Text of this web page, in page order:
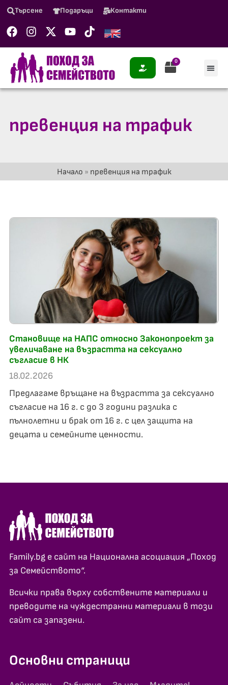
Търсене Подаръци Контакти
0
превенция на трафик
Начало » превенция на трафик
Становищe на НАПС относно Законопроект за
увеличаване на възрастта на сексуално
съгласие в НК
18.02.2026
Предлагаме връщане на възрастта за сексуално
съгласие на 16 г. с до 3 години разлика с
пълнолетни и брак от 16 г. с цел защита на
децата и семейните ценности.
Family.bg е сайт на Национална асоциация „Поход
за Семейството“.
Всички права върху собствените материали и
преводите на чуждестранни материали в този
сайт са запазени.
Основни страници